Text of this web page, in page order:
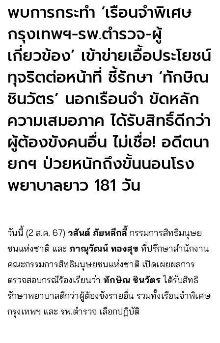
พบการกระทำ ‘เรือนจำพิเศษ
กรุงเทพฯ-รพ.ตำรวจ-ผู้
เกี่ยวข้อง’ เข้าข่ายเอื้อประโยชน์
ทุจริตต่อหน้าที่ ชี้รักษา ‘ทักษิณ
ชินวัตร’ นอกเรือนจำ ขัดหลัก
ความเสมอภาค ได้รับสิทธิ์ดีกว่า
ผู้ต้องขังคนอื่น ไม่เชื่อ! อดีตนา
ยกฯ ป่วยหนักถึงขั้นนอนโรง
พยาบาลยาว 181 วัน
วันนี้ (2 ส.ค. 67) วสันต์ ภัยหลีกลี้ กรรมการสิทธิมนุษย
ชนแห่งชาติ และ ภาณุวัฒน์ ทองสุข ที่ปรึกษาสำนักงาน
คณะกรรมการสิทธิมนุษยชนแห่งชาติ เปิดเผยผลการ
ตรวจสอบกรณีร้องเรียนว่า ทักษิณ ชินวัตร ได้รับสิทธิ
รักษาพยาบาลดีกว่าผู้ต้องขังรายอื่น รวมทั้งเรือนจำพิเศษ
กรุงเทพฯ และ รพ.ตำรวจ เลือกปฏิบัติ